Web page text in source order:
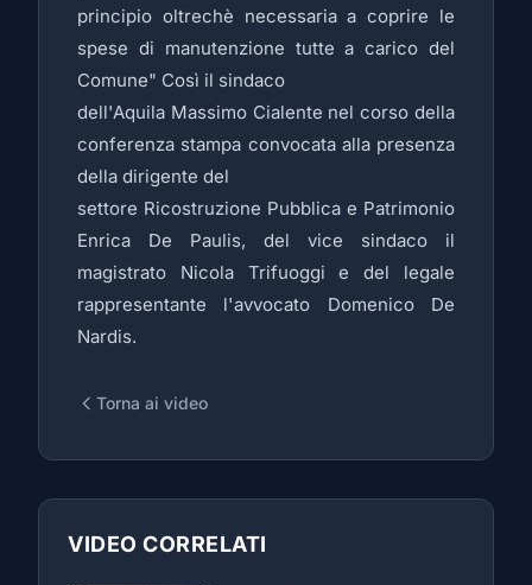
principio oltrechè necessaria a coprire le
spese di manutenzione tutte a carico del
Comune" Così il sindaco
dell'Aquila Massimo Cialente nel corso della
conferenza stampa convocata alla presenza
della dirigente del
settore Ricostruzione Pubblica e Patrimonio
Enrica De Paulis, del vice sindaco il
magistrato Nicola Trifuoggi e del legale
rappresentante l'avvocato Domenico De
Nardis.
Torna ai video
VIDEO CORRELATI